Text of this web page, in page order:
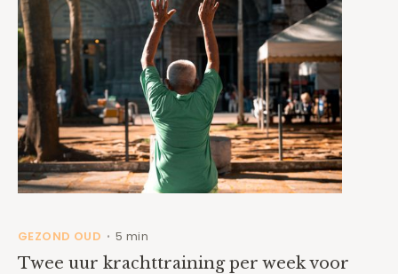
GEZOND OUD • 5 min
Twee uur krachttraining per week voor